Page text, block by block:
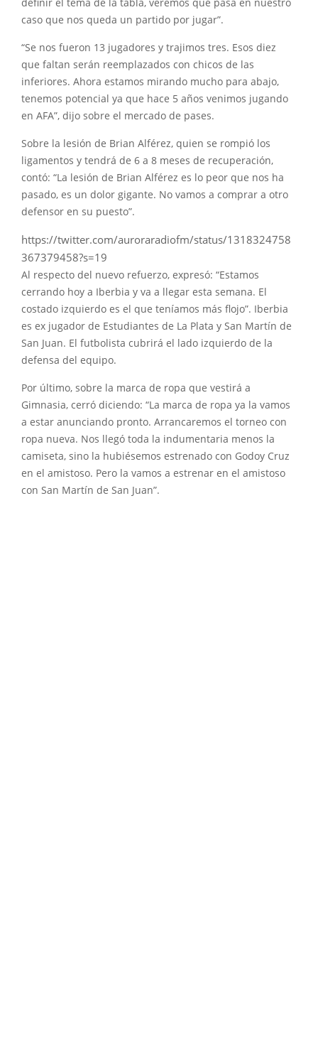
definir el tema de la tabla, veremos qué pasa en nuestro
caso que nos queda un partido por jugar”.
“Se nos fueron 13 jugadores y trajimos tres. Esos diez
que faltan serán reemplazados con chicos de las
inferiores. Ahora estamos mirando mucho para abajo,
tenemos potencial ya que hace 5 años venimos jugando
en AFA”, dijo sobre el mercado de pases.
Sobre la lesión de Brian Alférez, quien se rompió los
ligamentos y tendrá de 6 a 8 meses de recuperación,
contó: “La lesión de Brian Alférez es lo peor que nos ha
pasado, es un dolor gigante. No vamos a comprar a otro
defensor en su puesto”.
https://twitter.com/auroraradiofm/status/1318324758
367379458?s=19
Al respecto del nuevo refuerzo, expresó: “Estamos
cerrando hoy a Iberbia y va a llegar esta semana. El
costado izquierdo es el que teníamos más flojo”. Iberbia
es ex jugador de Estudiantes de La Plata y San Martín de
San Juan. El futbolista cubrirá el lado izquierdo de la
defensa del equipo.
Por último, sobre la marca de ropa que vestirá a
Gimnasia, cerró diciendo: “La marca de ropa ya la vamos
a estar anunciando pronto. Arrancaremos el torneo con
ropa nueva. Nos llegó toda la indumentaria menos la
camiseta, sino la hubiésemos estrenado con Godoy Cruz
en el amistoso. Pero la vamos a estrenar en el amistoso
con San Martín de San Juan”.